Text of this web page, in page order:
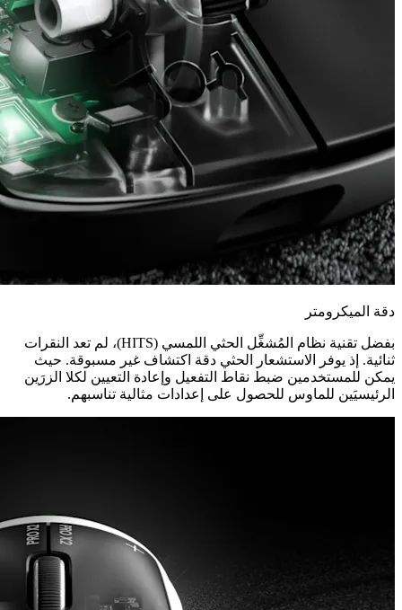
دقة الميكرومتر
بفضل تقنية نظام المُشغِّل الحثي اللمسي (HITS)، لم تعد النقرات
ثنائية. إذ يوفر الاستشعار الحثي دقة اكتشاف غير مسبوقة. حيث
يمكن للمستخدمين ضبط نقاط التفعيل وإعادة التعيين لكلا الزرَين
الرئيسيَين للماوس للحصول على إعدادات مثالية تناسبهم.